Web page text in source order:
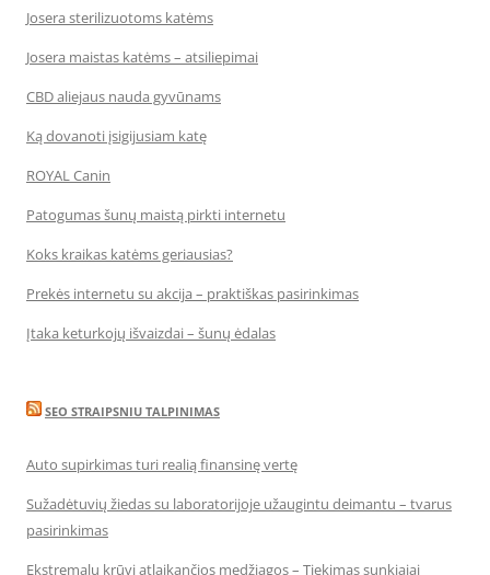
Josera sterilizuotoms katėms
Josera maistas katėms – atsiliepimai
CBD aliejaus nauda gyvūnams
Ką dovanoti įsigijusiam katę
ROYAL Canin
Patogumas šunų maistą pirkti internetu
Koks kraikas katėms geriausias?
Prekės internetu su akcija – praktiškas pasirinkimas
Įtaka keturkojų išvaizdai – šunų ėdalas
SEO STRAIPSNIU TALPINIMAS
Auto supirkimas turi realią finansinę vertę
Sužadėtuvių žiedas su laboratorijoje užaugintu deimantu – tvarus
pasirinkimas
Ekstremalų krūvį atlaikančios medžiagos – Tiekimas sunkiajai